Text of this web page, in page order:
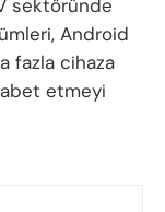
sektöründe
Android
fazla cihaza
etmeyi